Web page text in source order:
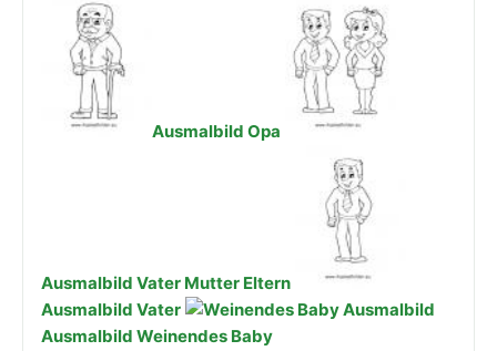
Ausmalbild Opa
Ausmalbild Vater Mutter Eltern
Ausmalbild Vater
Ausmalbild Weinendes Baby